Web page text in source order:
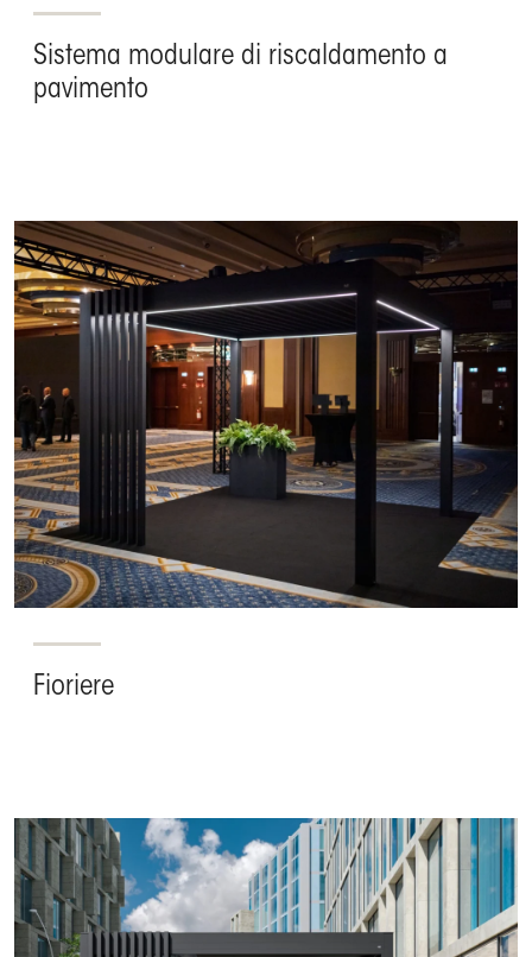
Sistema modulare di riscaldamento a
pavimento
Fioriere